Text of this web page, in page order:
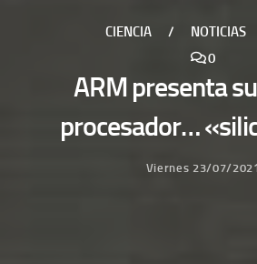
CIENCIA / NOTICIAS
0
ARM presenta
procesador…
Viernes 23/07/